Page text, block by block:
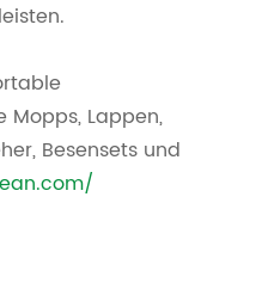
Mopps, Lappen,
Besensets und